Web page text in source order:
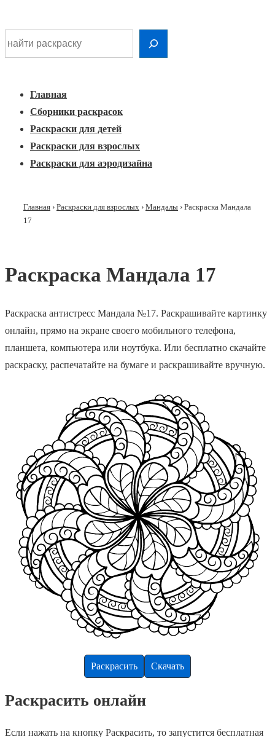
Перейти
к
Главная
Сборники раскрасок
Раскраски для детей
Раскраски для взрослых
Раскраски для аэродизайна
Главная › Раскраски для взрослых › Мандалы › Раскраска Мандала
17
Раскраска Мандала 17
Раскраска антистресс Мандала №17. Раскрашивайте картинку
онлайн, прямо на экране своего мобильного телефона,
планшета, компьютера или ноутбука. Или бесплатно скачайте
раскраску, распечатайте на бумаге и раскрашивайте вручную.
Раскрасить Скачать
Раскрасить онлайн
Если нажать на кнопку Раскрасить, то запустится бесплатная